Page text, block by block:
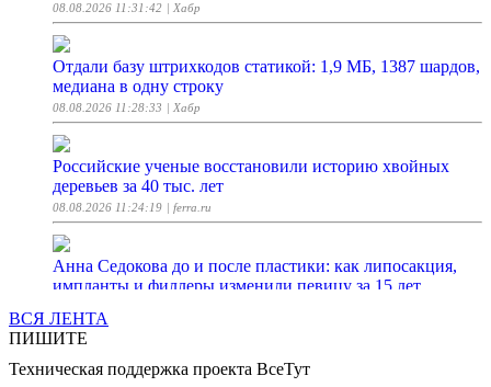
08.08.2026 11:31:42 | Хабр
Отдали базу штрихкодов статикой: 1,9 МБ, 1387 шардов,
медиана в одну строку
08.08.2026 11:28:33 | Хабр
Российские ученые восстановили историю хвойных
деревьев за 40 тыс. лет
08.08.2026 11:24:19 | ferra.ru
Анна Седокова до и после пластики: как липосакция,
импланты и филлеры изменили певицу за 15 лет
Эксперимент: есть ли у ЛЛМ воля к победе над
ВСЯ ЛЕНТА
ПИШИТЕ
Техническая поддержка проекта ВсеТут